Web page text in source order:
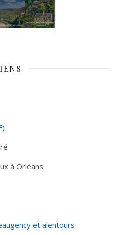
à Orléans
et alentours